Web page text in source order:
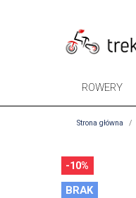
ROWERY
Strona główna
-10%
BRAK